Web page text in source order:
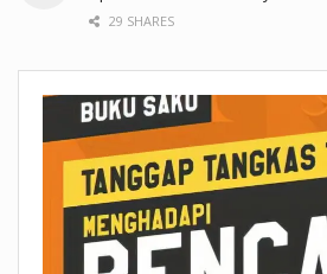
29 SHARES